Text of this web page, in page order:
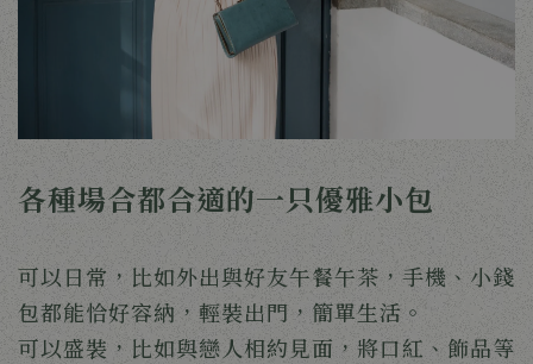
各種場合都合適的一只優雅小包
可以日常，比如外出與好友午餐午茶，手機、小錢
包都能恰好容納，輕裝出門，簡單生活。
可以盛裝，比如與戀人相約見面，將口紅、飾品等